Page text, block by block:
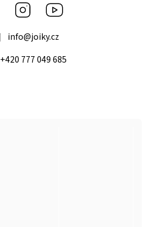
Facebook Instagram
info@joiky.cz
+420 777 049 685